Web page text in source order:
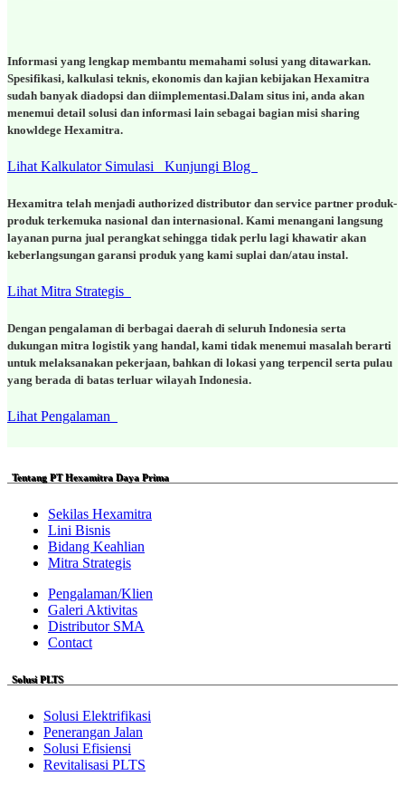
Informasi yang lengkap membantu memahami solusi yang ditawarkan.
Spesifikasi, kalkulasi teknis, ekonomis dan kajian kebijakan Hexamitra
sudah banyak diadopsi dan diimplementasi.Dalam situs ini, anda akan
menemui detail solusi dan informasi lain sebagai bagian misi sharing
knowldege Hexamitra.
Lihat Kalkulator Simulasi Kunjungi Blog
Hexamitra telah menjadi authorized distributor dan service partner produk-
produk terkemuka nasional dan internasional. Kami menangani langsung
layanan purna jual perangkat sehingga tidak perlu lagi khawatir akan
keberlangsungan garansi produk yang kami suplai dan/atau instal.
Lihat Mitra Strategis
Dengan pengalaman di berbagai daerah di seluruh Indonesia serta
dukungan mitra logistik yang handal, kami tidak menemui masalah berarti
untuk melaksanakan pekerjaan, bahkan di lokasi yang terpencil serta pulau
yang berada di batas terluar wilayah Indonesia.
Lihat Pengalaman
Tentang PT Hexamitra Daya Prima
Sekilas Hexamitra
Lini Bisnis
Bidang Keahlian
Mitra Strategis
Pengalaman/Klien
Galeri Aktivitas
Distributor SMA
Contact
Solusi PLTS
Solusi Elektrifikasi
Penerangan Jalan
Solusi Efisiensi
Revitalisasi PLTS